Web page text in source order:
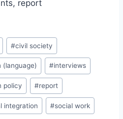
report
#civil society
(language) #interviews
policy #report
integration #social work